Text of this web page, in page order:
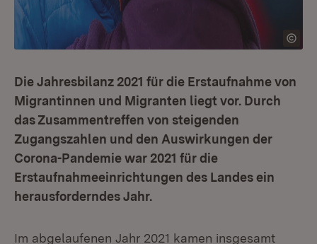
Die Jahresbilanz 2021 für die Erstaufnahme von
Migrantinnen und Migranten liegt vor. Durch
das Zusammentreffen von steigenden
Zugangszahlen und den Auswirkungen der
Corona-Pandemie war 2021 für die
Erstaufnahmeeinrichtungen des Landes ein
herausforderndes Jahr.
Im abgelaufenen Jahr 2021 kamen insgesamt